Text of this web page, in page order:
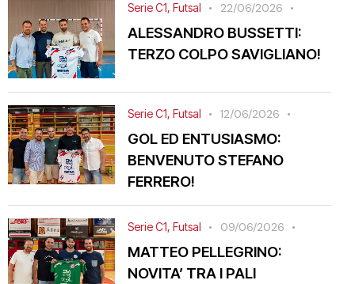
Serie C1, Futsal 22/06/2026
ALESSANDRO BUSSETTI:
TERZO COLPO SAVIGLIANO!
Serie C1, Futsal 12/06/2026
GOL ED ENTUSIASMO:
BENVENUTO STEFANO
FERRERO!
Serie C1, Futsal 09/06/2026
MATTEO PELLEGRINO:
NOVITA’ TRA I PALI